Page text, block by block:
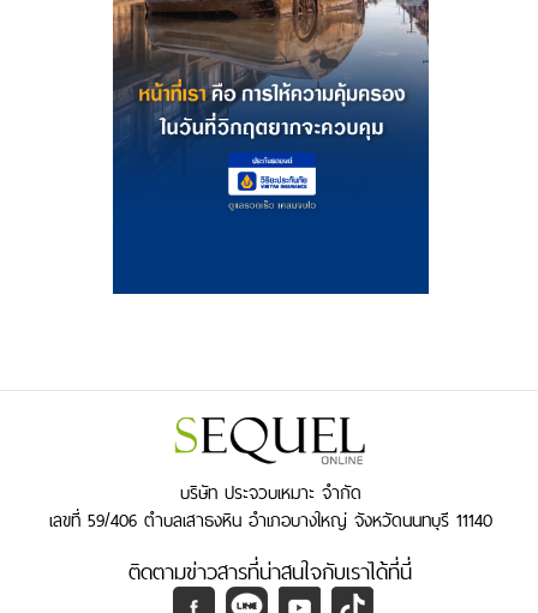
บริษัท ประจวบเหมาะ จำกัด
เลขที่ 59/406 ตำบลเสาธงหิน อำเภอบางใหญ่ จังหวัดนนทบุรี 11140
ติดตามข่าวสารที่น่าสนใจกับเราได้ที่นี่